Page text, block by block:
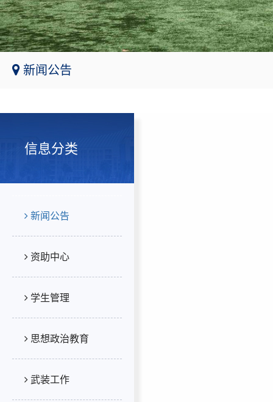
新闻公告
信息分类
新闻公告
资助中心
学生管理
思想政治教育
武装工作